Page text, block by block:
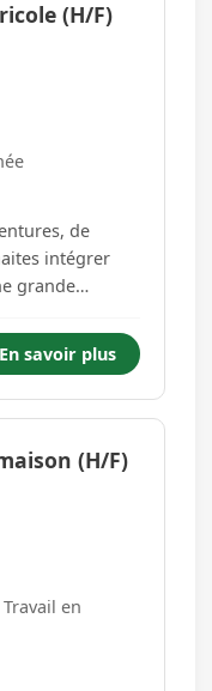
(H/F)
de
intégrer
grande
notre agence
En savoir plus
(H/F)
en